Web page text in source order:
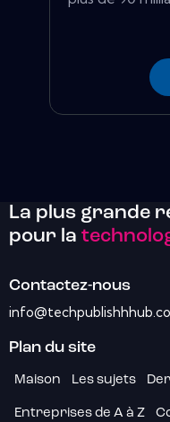
La plus grande
pour la
Contactez-nous
Plan du site
Maison Les sujets
Entreprises de A à Z